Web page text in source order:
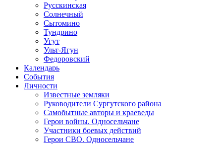
Русскинская
Солнечный
Сытомино
Тундрино
Угут
Ульт-Ягун
Федоровский
Календарь
События
Личности
Известные земляки
Руководители Сургутского района
Самобытные авторы и краеведы
Герои войны. Односельчане
Участники боевых действий
Герои СВО. Односельчане